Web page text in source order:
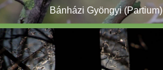
Bánházi Gyöngyi (Partium)